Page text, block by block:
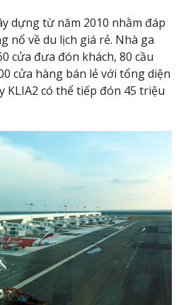
dựng từ năm 2010 nhằm đáp
nổ về du lịch giá rẻ. Nhà ga
cửa đưa đón khách, 80 cầu
cửa hàng bán lẻ với tổng diện
KLIA2 có thể tiếp đón 45 triệu